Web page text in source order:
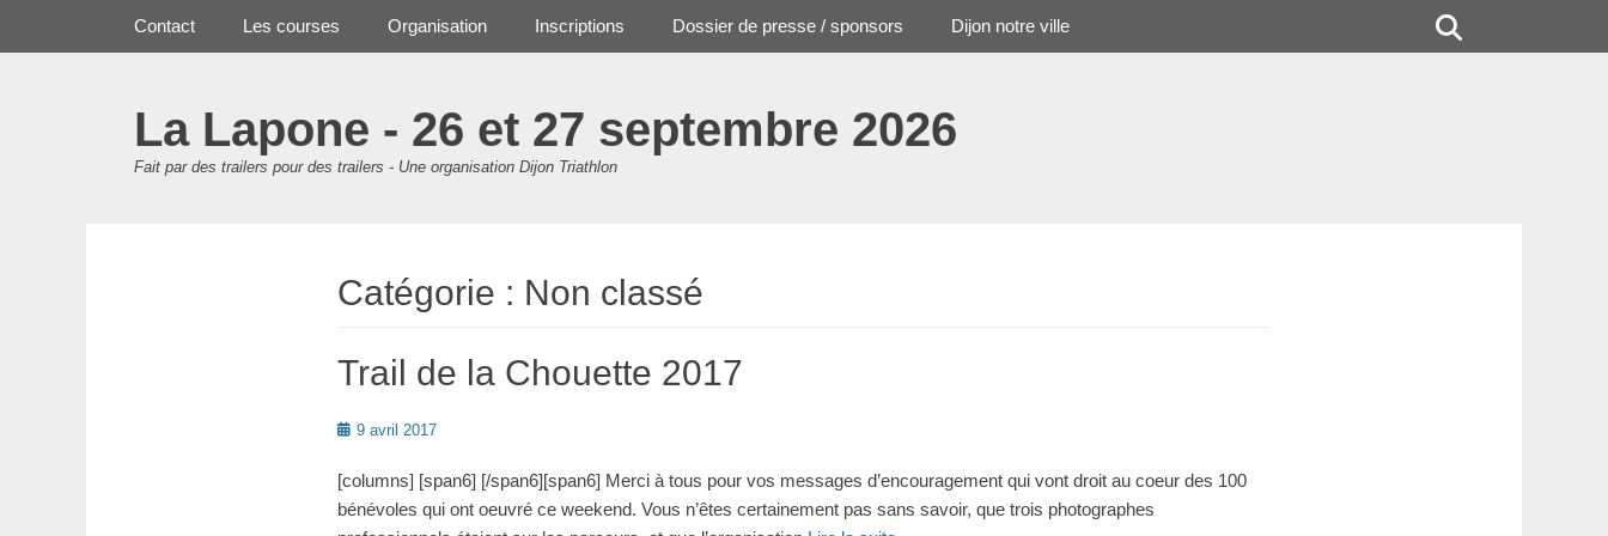
La Lapone - 26 et 27 septembre 2026
Fait par des trailers pour des trailers - Une organisation Dijon Triathlon
Premier Menu
Contact Les courses Organisation Inscriptions Dossier de presse / sponsors Dijon notre ville
Catégorie : Non classé
Trail de la Chouette 2017
Posté9 avril 2017
[columns] [span6] [/span6][span6] Merci à tous pour vos messages d’encouragement qui vont droit au coeur des 100
bénévoles qui ont oeuvré ce weekend. Vous n’êtes certainement pas sans savoir, que trois photographes